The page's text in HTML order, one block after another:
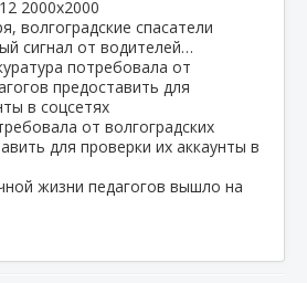
волгоградские спасатели
сигнал от водителей…
потребовала от
предоставить для
в соцсетях
жизни педагогов вышло на